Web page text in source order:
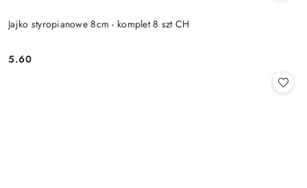
Jajko styropianowe 8cm - komplet 8 szt CH
Cena:
5.60